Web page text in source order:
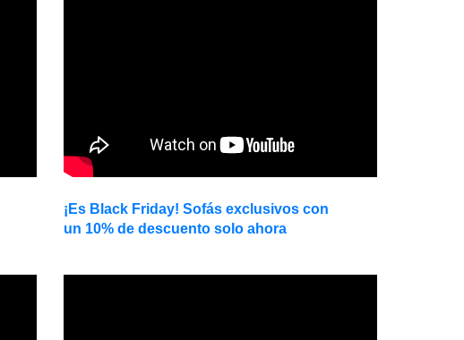
¡Es Black Friday! Sofás exclusivos con
un 10% de descuento solo ahora